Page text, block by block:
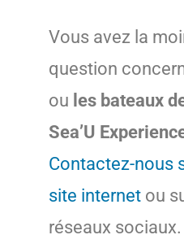
Vous avez la
question
ou les bateaux
Sea’U
Contactez-nous
site internet ou
réseaux sociaux.